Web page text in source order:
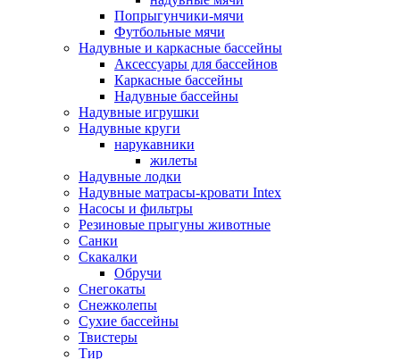
Попрыгунчики-мячи
Футбольные мячи
Надувные и каркасные бассейны
Аксессуары для бассейнов
Каркасные бассейны
Надувные бассейны
Надувные игрушки
Надувные круги
нарукавники
жилеты
Надувные лодки
Надувные матрасы-кровати Intex
Насосы и фильтры
Резиновые прыгуны животные
Санки
Скакалки
Обручи
Снегокаты
Снежколепы
Сухие бассейны
Твистеры
Тир